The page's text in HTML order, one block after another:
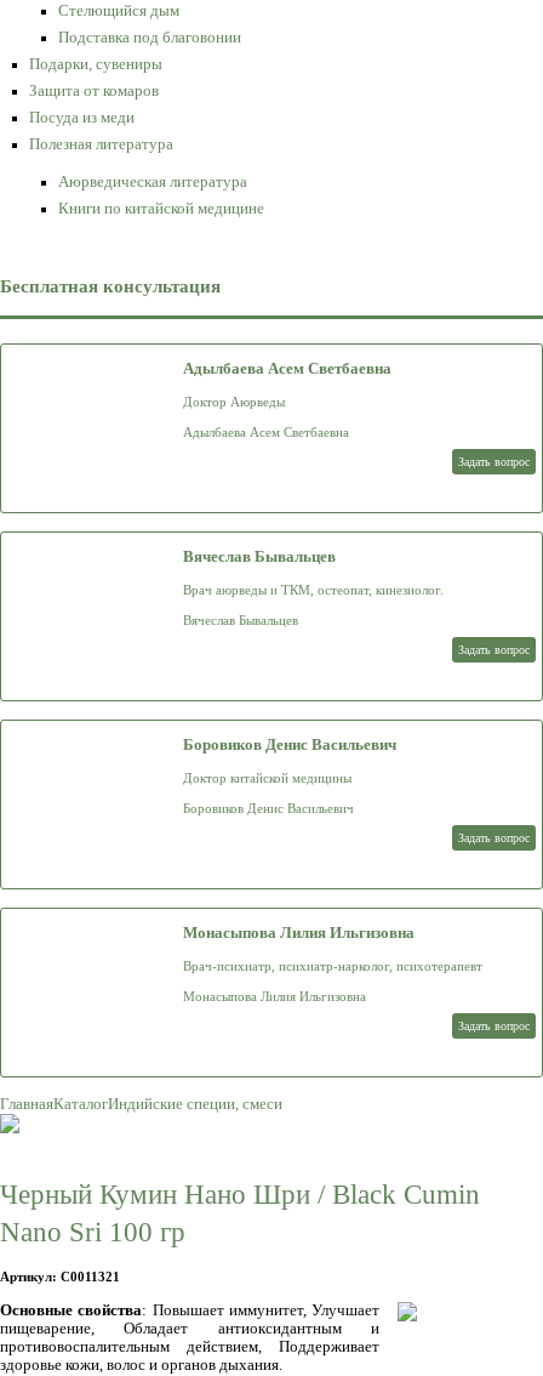
Стелющийся дым
Подставка под благовонии
Подарки, сувениры
Защита от комаров
Посуда из меди
Полезная литература
Аюрведическая литература
Книги по китайской медицине
Бесплатная консультация
Адылбаева Асем Светбаевна
Доктор Аюрведы
Адылбаева Асем Светбаевна
Задать вопрос
Вячеслав Бывальцев
Врач аюрведы и ТКМ, остеопат, кинезиолог.
Вячеслав Бывальцев
Задать вопрос
Боровиков Денис Васильевич
Доктор китайской медицины
Боровиков Денис Васильевич
Задать вопрос
Монасыпова Лилия Ильгизовна
Врач-психиатр, психиатр-нарколог, психотерапевт
Монасыпова Лилия Ильгизовна
Задать вопрос
ГлавнаяКаталогИндийские специи, смеси
Черный Кумин Нано Шри / Black Cumin
Nano Sri 100 гр
Артикул: C0011321
Основные свойства: Повышает иммунитет, Улучшает
пищеварение, Обладает антиоксидантным и
противовоспалительным действием, Поддерживает
здоровье кожи, волос и органов дыхания.